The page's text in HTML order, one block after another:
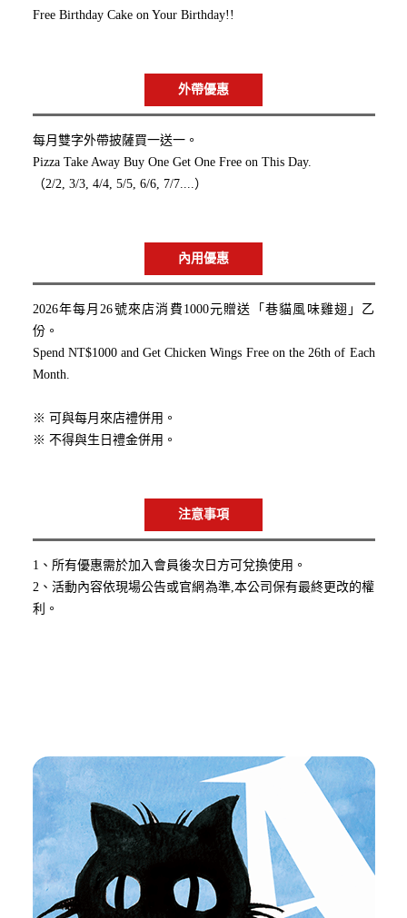
Free Birthday Cake on Your Birthday!!
外帶優惠
每月雙字外帶披薩買一送一。
Pizza Take Away Buy One Get One Free on This Day.
（2/2, 3/3, 4/4, 5/5, 6/6, 7/7....）
內用優惠
2026年每月26號來店消費1000元贈送「巷貓風味雞翅」乙
份。
Spend NT$1000 and Get Chicken Wings Free on the 26th of Each
Month.
※ 可與每月來店禮併用。
※ 不得與生日禮金併用。
注意事項
1、所有優惠需於加入會員後次日方可兌換使用。
2、活動內容依現場公告或官網為準,本公司保有最終更改的權
利。